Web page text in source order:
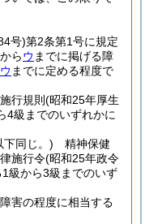
号)第2条第1号に規定
からウ までに掲げる障
ウ までに定める程度で
行規則 (昭和25年厚生
4級までのいずれかに
下同じ。) 精神保健
施行令(昭和25年政令
級から3級までのいず
害の程度に相当する